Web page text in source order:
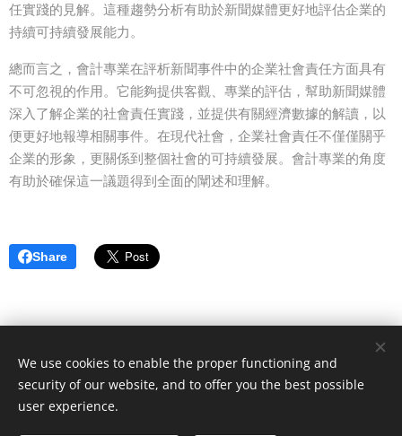
任實踐的見解。這種趨勢分析有助於新聞媒體更好地評估企業的
持續可持續發展能力。
總而言之，會計專業在評析新聞事件中的企業社會責任方面具有
不可忽視的作用。它能夠提供客觀、專業的評估，幫助新聞媒體
深入了解企業的社會責任實踐，並提供有關經濟數據的解讀，以
便更好地報導相關事件。在現代社會，企業社會責任不僅僅關乎
企業的形象，更關係到整個社會的可持續發展。會計專業的角度
有助於確保這一議題得到全面的闡述和理解。
Share
We use cookies to enable the proper functioning and
security of our website, and to offer you the best possible
user experience.